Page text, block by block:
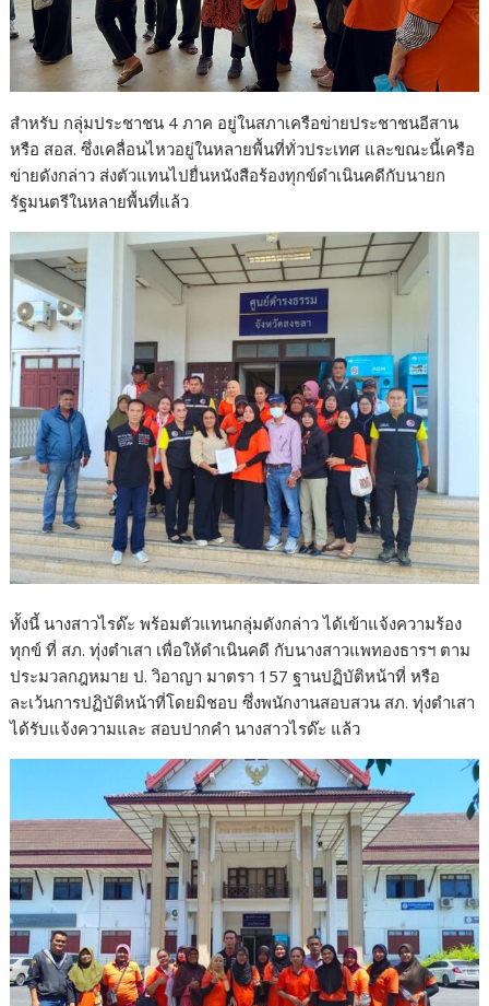
สำหรับ กลุ่มประชาชน 4 ภาค อยู่ในสภาเครือข่ายประชาชนอีสาน
หรือ สอส. ซึ่งเคลื่อนไหวอยู่ในหลายพื้นที่ทั่วประเทศ และขณะนี้เครือ
ข่ายดังกล่าว ส่งตัวแทนไปยื่นหนังสือร้องทุกข์ดำเนินคดีกับนายก
รัฐมนตรีในหลายพื้นที่แล้ว
ทั้งนี้ นางสาวไรด๊ะ พร้อมตัวแทนกลุ่มดังกล่าว ได้เข้าแจ้งความร้อง
ทุกข์ ที่ สภ. ทุ่งตำเสา เพื่อให้ดำเนินคดี กับนางสาวแพทองธารฯ ตาม
ประมวลกฎหมาย ป. วิอาญา มาตรา 157 ฐานปฏิบัติหน้าที่ หรือ
ละเว้นการปฏิบัติหน้าที่โดยมิชอบ ซึ่งพนักงานสอบสวน สภ. ทุ่งตำเสา
ได้รับแจ้งความและ สอบปากคำ นางสาวไรด๊ะ แล้ว